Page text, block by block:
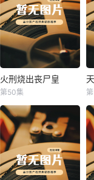
火刑烧出丧尸皇
火刑烧出丧尸皇
第50集